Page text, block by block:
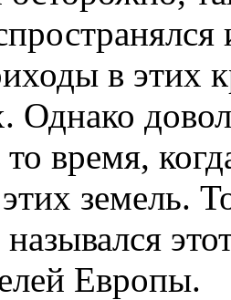
в этих
Однако
время,
земель.
Европы.